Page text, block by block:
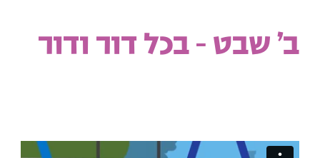
ב' שבט – בכל דור ודור